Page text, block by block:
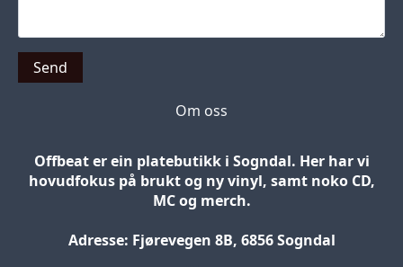
Send
Om oss
Offbeat er ein platebutikk i Sogndal. Her har vi
hovudfokus på brukt og ny vinyl, samt noko CD,
MC og merch.
Adresse: Fjørevegen 8B, 6856 Sogndal